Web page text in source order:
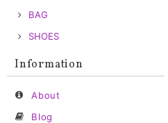
BAG
SHOES
Information
About
Blog